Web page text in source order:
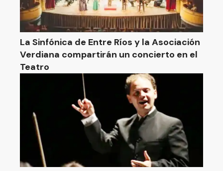
La Sinfónica de Entre Ríos y la Asociación
Verdiana compartirán un concierto en el
Teatro